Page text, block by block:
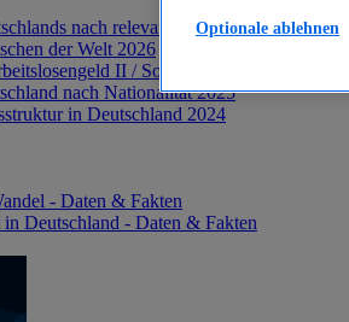
nach relevanten Altersgruppen 2024
der Welt 2026
II / Sozialgeld / Bürgergeld in
nach Nationalität 2025
in Deutschland 2024
- Daten & Fakten
Deutschland - Daten & Fakten
Optionale ablehnen